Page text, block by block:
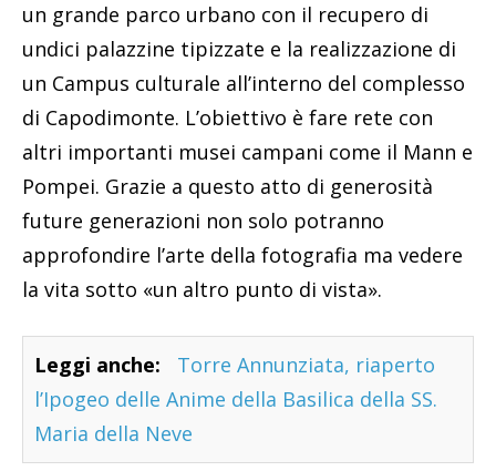
un grande parco urbano con il recupero di
undici palazzine tipizzate e la realizzazione di
un Campus culturale all’interno del complesso
di Capodimonte. L’obiettivo è fare rete con
altri importanti musei campani come il Mann e
Pompei. Grazie a questo atto di generosità
future generazioni non solo potranno
approfondire l’arte della fotografia ma vedere
la vita sotto «un altro punto di vista».
Leggi anche:
Torre Annunziata, riaperto
l’Ipogeo delle Anime della Basilica della SS.
Maria della Neve